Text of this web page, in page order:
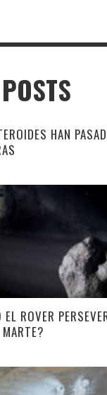
HAN
ROVER